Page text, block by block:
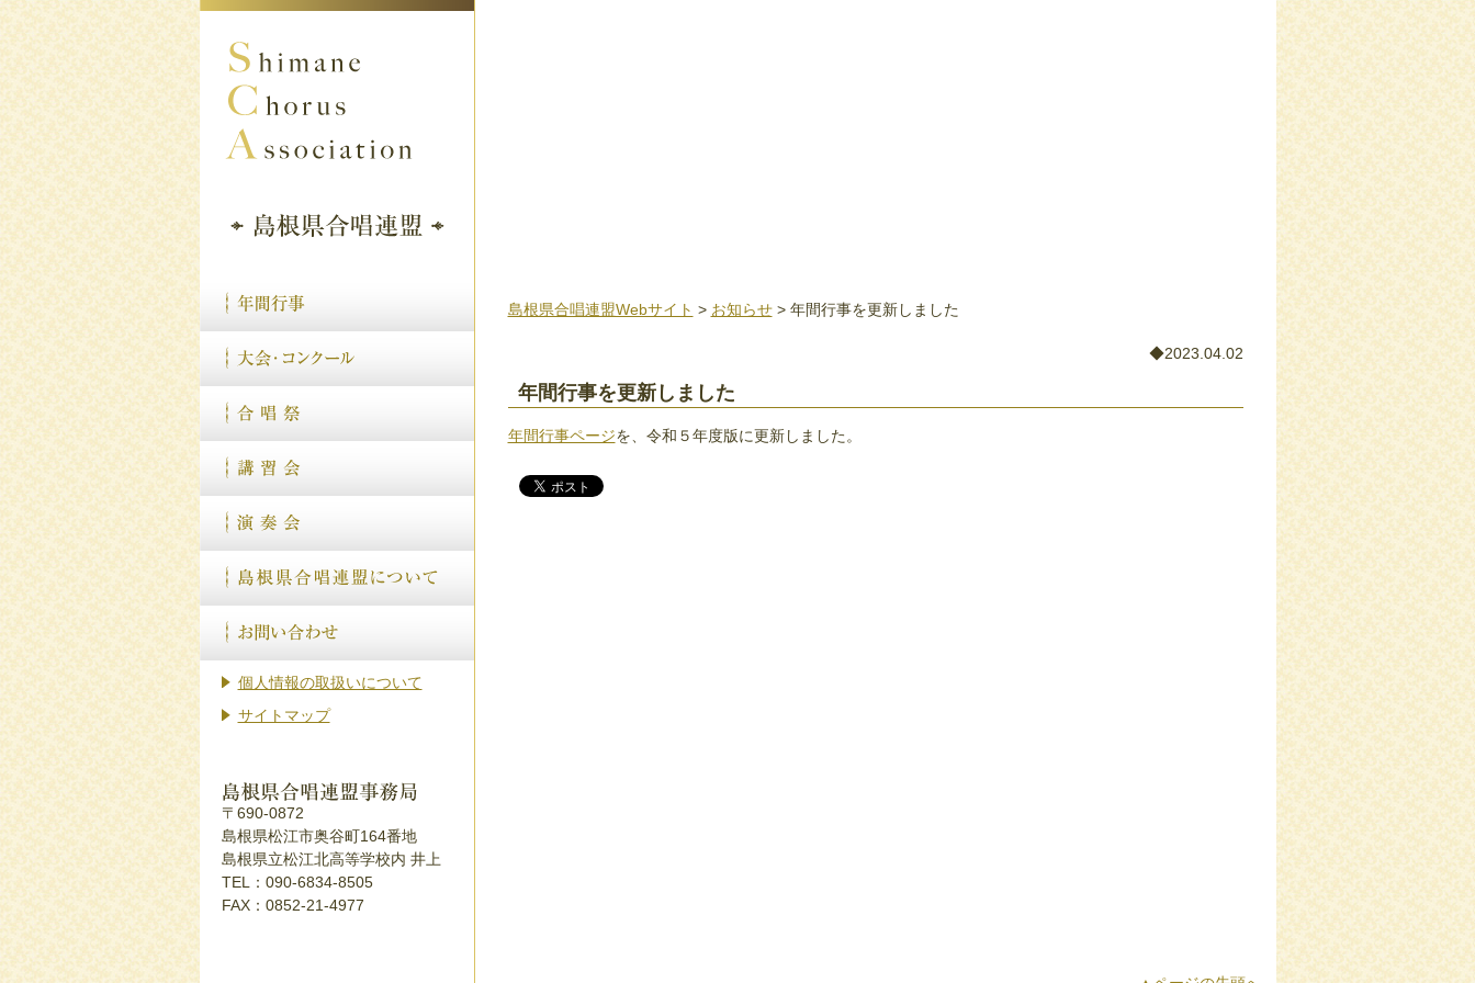
個人情報の取扱いについて
サイトマップ
〒690-0872
島根県松江市奥谷町164番地
島根県立松江北高等学校内 井上
TEL：090-6834-8505
FAX：0852-21-4977
島根県合唱連盟Webサイト > お知らせ> 年間行事を更新しました
◆2023.04.02
年間行事を更新しました
年間行事ページを、令和５年度版に更新しました。